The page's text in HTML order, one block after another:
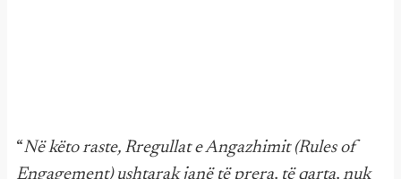
“Në këto raste, Rregullat e Angazhimit (Rules of
Engagement) ushtarak janë të prera, të qarta, nuk